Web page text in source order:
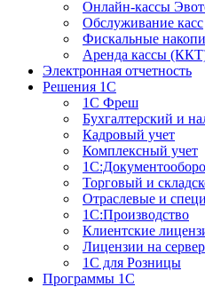
Онлайн-кассы
Обслуживание касс
Фискальные
Аренда кассы
Электронная отчетность
Решения 1С
1С Фреш
Бухгалтерский и
Кадровый учет
Комплексный учет
Торговый и
Отраслевые и
1С:Производство
Клиентские
Лицензии на
1С для Розницы
Программы 1С